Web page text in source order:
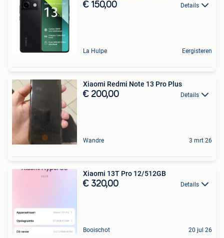
€ 150,00 Details
La Hulpe Eergisteren
Xiaomi Redmi Note 13 Pro Plus
€ 200,00 Details
Wandre 3 mrt 26
Xiaomi 13T Pro 12/512GB
€ 320,00 Details
Booischot 20 jul 26